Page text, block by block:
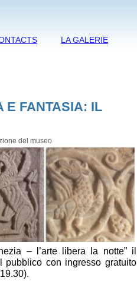
LA GALERIE
E FANTASIA: IL
del museo
– l’arte libera la notte” il
pubblico con ingresso gratuito